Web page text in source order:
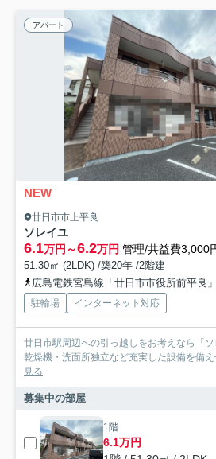
アパート
NEW
廿日市市上平良
ソレイユ
6.1万円～6.2万円 管理/共益費3,000
51.30㎡ (2LDK) /築20年 /2階建
広島電鉄宮島線「廿日市市役所前平良
駐輪場 インターネット対応
廿日市駅周辺への引っ越しをお考えなら「
乾燥機・洗面所独立など充実した設備を備
見る
募集中の部屋
1階
6.1万円